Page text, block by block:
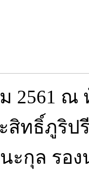
2561
ทธิ์ภูริป
กุล รอง